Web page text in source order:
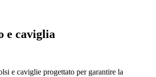
e caviglia
e caviglie progettato per garantire la